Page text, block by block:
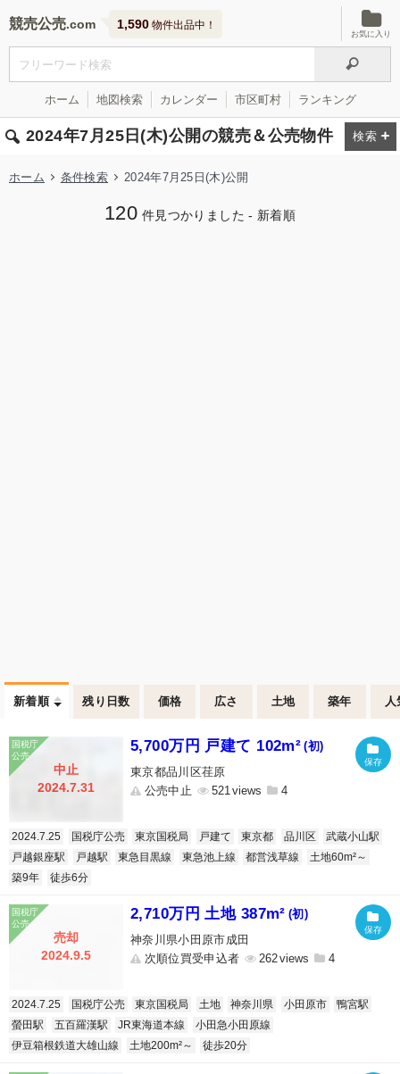
競売公売 1,590 物件出品中！
お気に入り
ホーム 地図検索 カレンダー 市区町村 ランキング
2024年7月25日(木)公開の競売＆公売物件
ホーム 条件検索 2024年7月25日(木)公開
120 件見つかりました - 新着順
新着順 残り日数 価格 広さ 土地 築年 人
中止
2024.7.31
5,700万円 戸建て 102m² (初)
東京都品川区荏原
公売中止
521 4
2024.7.25 国税庁公売 東京国税局 戸建て 東京都 品川区
武蔵小山駅
戸越銀座駅
戸越駅 東急目黒線 東急池上線 都営浅草線
土地60m²～
築9年
徒歩6分
売却
2024.9.5
2,710万円 土地 387m² (初)
神奈川県小田原市成田
次順位買受申込者
262 4
2024.7.25 国税庁公売 東京国税局 土地 神奈川県 小田原市
鴨宮駅
螢田駅
五百羅漢駅 JR東海道本線
小田急小田原線
伊豆箱根鉄道大雄山線
土地200m²～ 徒歩20分